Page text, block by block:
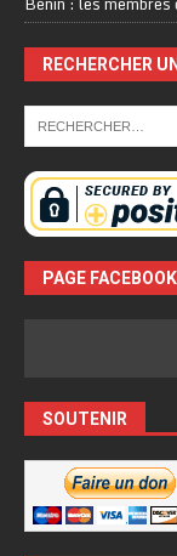
RECHERCHER
PAGE FACEBOOK
SOUTENIR